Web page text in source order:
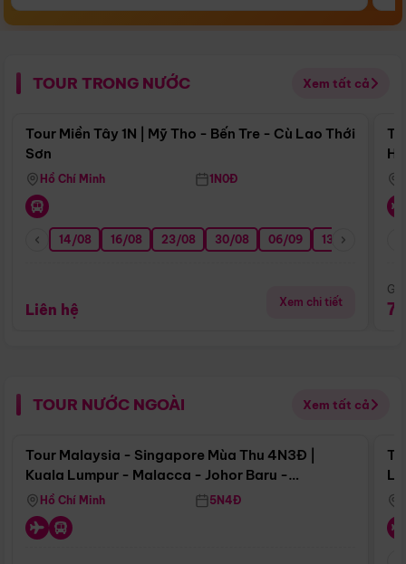
TOUR TRONG NƯỚC Xem tất cả
Điểm nổi bật
Tour Miền Tây 1N | Mỹ Tho - Bến Tre - Cù Lao Thới
Sơn
Hồ Chí Minh 1N0Đ
14/08 16/08 23/08 30/08 06/09 13/09
Liên hệ Xem chi tiết
TOUR NƯỚC NGOÀI Xem tất cả
Điểm nổi bật
Tour Malaysia - Singapore Mùa Thu 4N3Đ |
Kuala Lumpur - Malacca - Johor Baru -
Singapore
Hồ Chí Minh 5N4Đ